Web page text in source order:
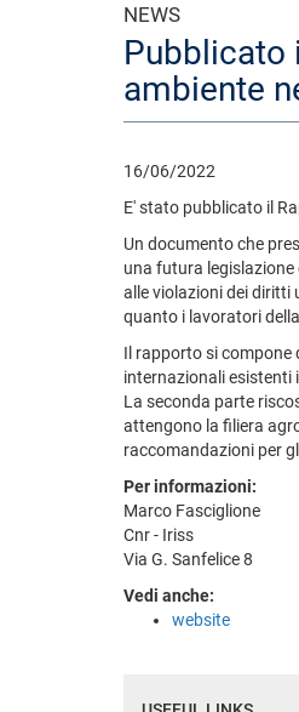
NEWS
Pubblicato
ambiente
16/06/2022
E' stato pubblicato il
Un documento che
una futura legislazione
alle violazioni dei diritti
quanto i lavoratori
Il rapporto si compone
internazionali esistenti
La seconda parte
attengono la filiera
raccomandazioni per
Per informazioni:
Marco Fasciglione
Cnr - Iriss
Via G. Sanfelice 8
Vedi anche:
website